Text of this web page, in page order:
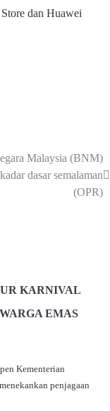
dan Huawei
Malaysia (BNM)
dasar semalaman
(OPR)
KARNIVAL
EMAS
Kementerian
penjagaan